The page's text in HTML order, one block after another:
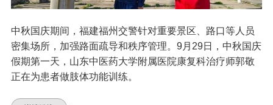
中秋国庆期间，福建福州交警针对重要景区、路口等人员
密集场所，加强路面疏导和秩序管理。9月29日，中秋国庆
假期第一天，山东中医药大学附属医院康复科治疗师郭敬
正在为患者做肢体功能训练。